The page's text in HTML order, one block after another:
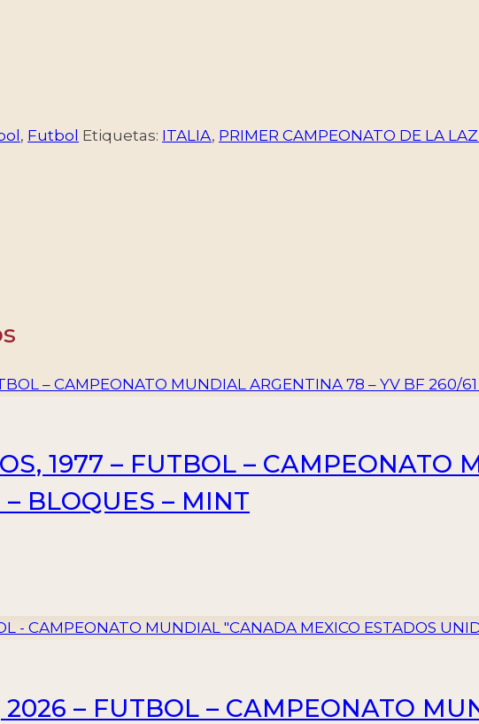
, Futbol Etiquetas: ITALIA, PRIMER CAMPEONATO DE LA
1977 – FUTBOL – CAMPEONATO
– BLOQUES – MINT
2026 – FUTBOL – CAMPEONATO